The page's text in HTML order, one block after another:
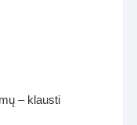
– klausti